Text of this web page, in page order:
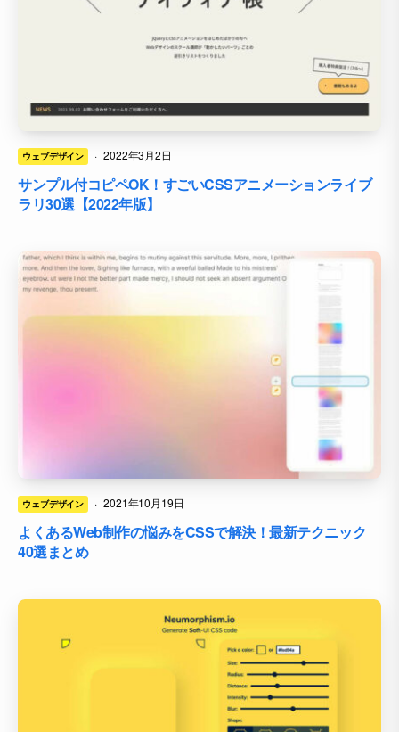
ウェブデザイン · 2022年3月2日
サンプル付コピペOK！すごいCSSアニメーションライブ
ラリ30選【2022年版】
ウェブデザイン · 2021年10月19日
よくあるWeb制作の悩みをCSSで解決！最新テクニック
40選まとめ